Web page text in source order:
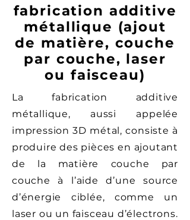
fabrication additive
métallique (ajout
de matière, couche
par couche, laser
ou faisceau)
La fabrication additive
métallique, aussi appelée
impression 3D métal, consiste à
produire des pièces en ajoutant
de la matière couche par
couche à l’aide d’une source
d’énergie ciblée, comme un
laser ou un faisceau d’électrons.